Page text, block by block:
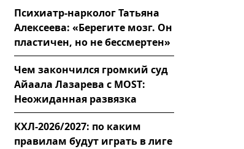
Психиатр-нарколог Татьяна
Алексеева: «Берегите мозг. Он
пластичен, но не бессмертен»
Чем закончился громкий суд
Айаала Лазарева с MOST:
Неожиданная развязка
КХЛ-2026/2027: по каким
правилам будут играть в лиге